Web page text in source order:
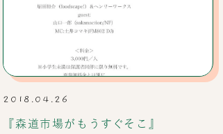
2018.04.26
『森道市場がもうすぐそこ』